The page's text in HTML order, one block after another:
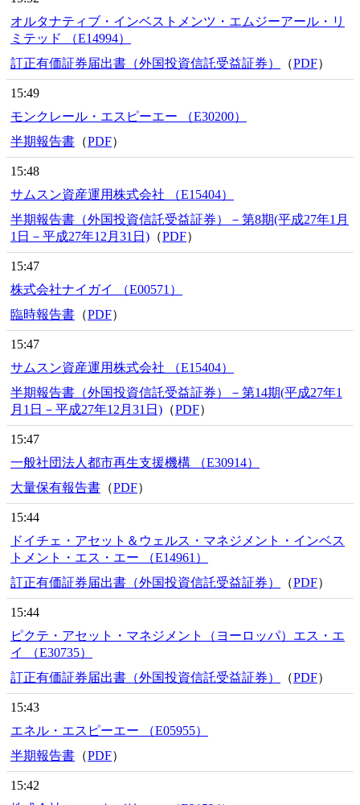
オルタナティブ・インベストメンツ・エムジーアール・リ
ミテッド （E14994）
訂正有価証券届出書（外国投資信託受益証券）
（PDF）
15:49
モンクレール・エスピーエー （E30200）
半期報告書 （PDF）
15:48
サムスン資産運用株式会社 （E15404）
半期報告書（外国投資信託受益証券）－第8期(平成27年1月
1日－平成27年12月31日) （PDF）
15:47
株式会社ナイガイ （E00571）
臨時報告書 （PDF）
15:47
サムスン資産運用株式会社 （E15404）
半期報告書（外国投資信託受益証券）－第14期(平成27年1
月1日－平成27年12月31日) （PDF）
15:47
一般社団法人都市再生支援機構 （E30914）
大量保有報告書 （PDF）
15:44
ドイチェ・アセット＆ウェルス・マネジメント・インベス
トメント・エス・エー （E14961）
訂正有価証券届出書（外国投資信託受益証券）
（PDF）
15:44
ピクテ・アセット・マネジメント（ヨーロッパ）エス・エ
イ （E30735）
訂正有価証券届出書（外国投資信託受益証券）
（PDF）
15:43
エネル・エスピーエー （E05955）
半期報告書 （PDF）
15:42